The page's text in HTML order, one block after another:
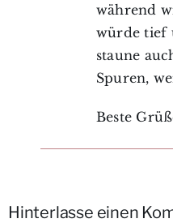
während
würde tief
staune
Spuren,
Beste
Hinterlasse einen